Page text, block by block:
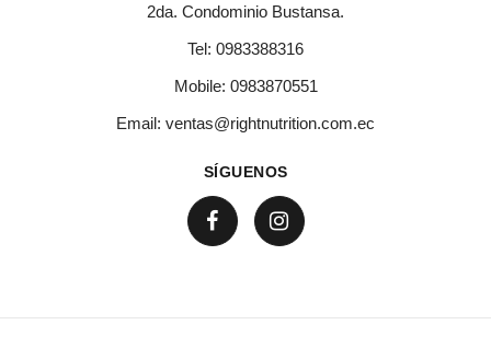
2da. Condominio Bustansa.
Tel: 0983388316
Mobile: 0983870551
Email: ventas@rightnutrition.com.ec
SÍGUENOS